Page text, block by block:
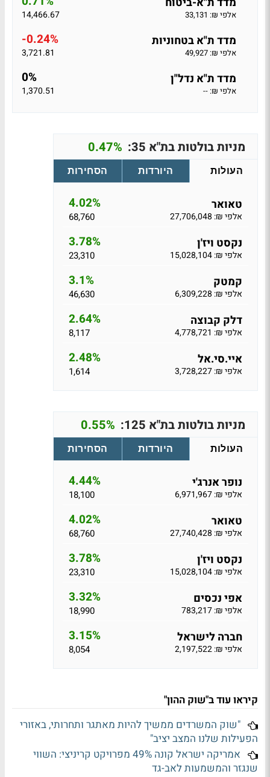
אלפי ₪: 33,131 14,466.67
מדד ת"א בטחוניות -0.24%
אלפי ₪: 49,927 3,721.81
מדד ת"א נדל"ן 0%
אלפי ₪: -- 1,370.51
מניות בולטות בת"א 35: 0.47%
העולות היורדות הסחירות
טאואר 4.02%
אלפי ₪: 27,706,048 68,760
נקסט ויז'ן 3.78%
אלפי ₪: 15,028,104 23,310
קמטק 3.1%
אלפי ₪: 6,309,228 46,630
דלק קבוצה 2.64%
אלפי ₪: 4,778,721 8,117
איי.סי.אל 2.48%
אלפי ₪: 3,728,227 1,614
מניות בולטות בת"א 125: 0.55%
העולות היורדות הסחירות
נופר אנרג'י 4.44%
אלפי ₪: 6,971,967 18,100
טאואר 4.02%
אלפי ₪: 27,740,428 68,760
נקסט ויז'ן 3.78%
אלפי ₪: 15,028,104 23,310
אפי נכסים 3.32%
אלפי ₪: 783,217 18,990
חברה לישראל 3.15%
אלפי ₪: 2,197,522 8,054
קיראו עוד ב"שוק ההון"
"שוק המשרדים ממשיך להיות מאתגר ותחרותי, באזורי
הפעילות שלנו המצב יציב"
אמריקה ישראל קונה 49% מפרויקט קריניצי: השווי
שנגזר והמשמעות לאב-גד